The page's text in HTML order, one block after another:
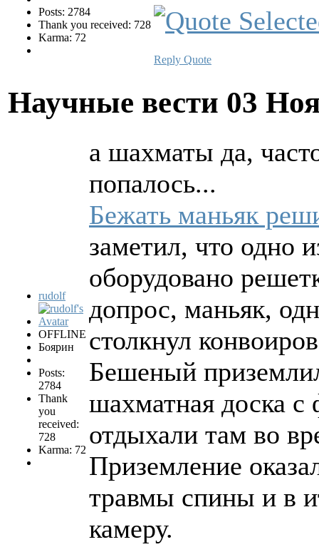
Posts: 2784
Thank you received: 728
Karma: 72
Reply Quote
Научные вести 03
rudolf
OFFLINE
Боярин
Posts:
2784
Thank
you
received:
728
Karma: 72
а шахматы да,
попалось...
Бежать маньяк
заметил, что одно
оборудовано
допрос, маньяк,
столкнул
Бешеный
шахматная доска
отдыхали там во
Приземление
травмы спины и в
камеру.